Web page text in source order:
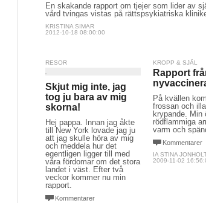
En skakande rapport om tjejer som lider av
vård tvingas vistas på rättspsykiatriska
KRISTINA SIMAR
2012-10-18 08:00:00
RESOR
Skjut mig inte, jag
tog ju bara av mig
skorna!
Hej pappa. Innan jag åkte
till New York lovade jag ju
att jag skulle höra av mig
och meddela hur det
egentligen ligger till med
våra fördomar om det stora
landet i väst. Efter två
veckor kommer nu min
rapport.
Kommentarer
KROPP & SJÄL
Rapport
På kvällen
frossan och
krypande. Min
rödflammiga
varm och
Kommentarer
IA STINA
2009-11-02